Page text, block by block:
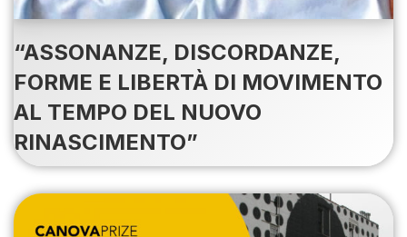
“ASSONANZE, DISCORDANZE,
FORME E LIBERTÀ DI MOVIMENTO
AL TEMPO DEL NUOVO
RINASCIMENTO”